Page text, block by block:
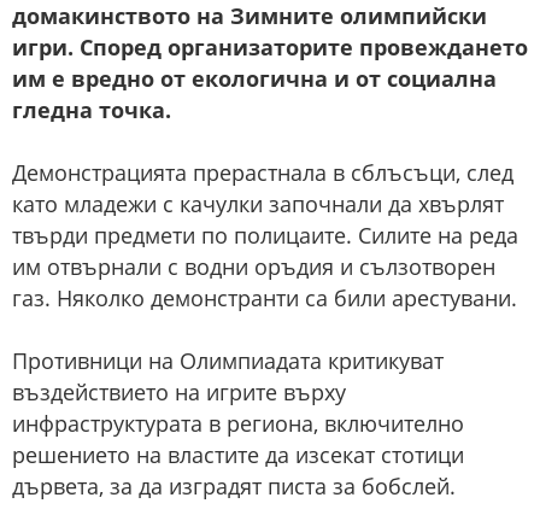
домакинството на Зимните олимпийски
игри. Според организаторите провеждането
им е вредно от екологична и от социална
гледна точка.
Демонстрацията прерастнала в сблъсъци, след
като младежи с качулки започнали да хвърлят
твърди предмети по полицаите. Силите на реда
им отвърнали с водни оръдия и сълзотворен
газ. Няколко демонстранти са били арестувани.
Противници на Олимпиадата критикуват
въздействието на игрите върху
инфраструктурата в региона, включително
решението на властите да изсекат стотици
дървета, за да изградят писта за бобслей.